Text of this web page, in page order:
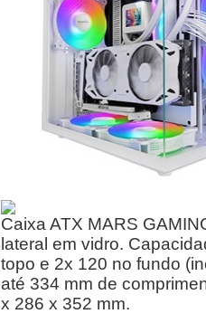
Caixa ATX MARS
lateral em vidro.
topo e 2x 120 no fundo
até 334 mm de
x 286 x 352 mm.